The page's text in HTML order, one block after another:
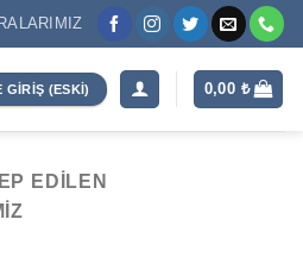
GIRIŞ (ESKI) 0,00 ₺
EDILEN